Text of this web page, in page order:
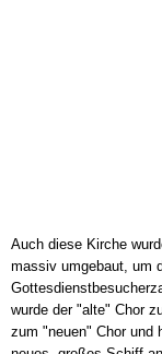
Auch diese Kirche
massiv umgebaut, um
wurde der "alte" Chor
zum "neuen" Chor und